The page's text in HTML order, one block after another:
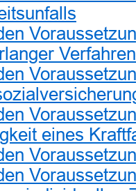
eines